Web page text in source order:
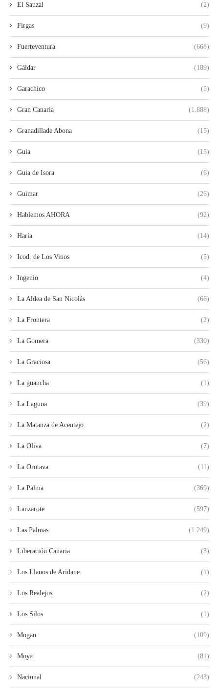
El Sauzal (2)
Firgas (9)
Fuerteventura (668)
Gáldar (189)
Garachico (5)
Gran Canaria (1.888)
Granadillade Abona (15)
Guia (15)
Guia de Isora (6)
Guimar (26)
Hablemos AHORA (92)
Haría (14)
Icod. de Los Vinos (5)
Ingenio (4)
La Aldea de San Nicolás (66)
La Frontera (2)
La Gomera (330)
La Graciosa (56)
La guancha (1)
La Laguna (39)
La Matanza de Acentejo (2)
La Oliva (7)
La Orotava (11)
La Palma (369)
Lanzarote (597)
Las Palmas (1.249)
Liberación Canaria (3)
Los Llanos de Aridane. (1)
Los Realejos (2)
Los Silos (1)
Mogan (109)
Moya (81)
Nacional (243)